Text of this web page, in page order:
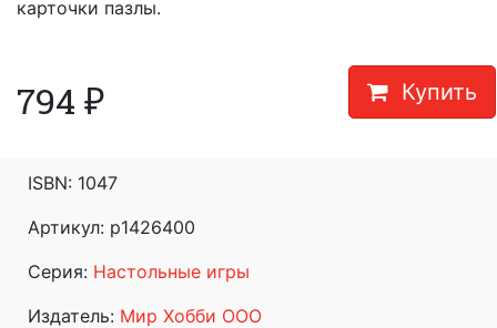
карточки пазлы.
794 ₽ Купить
ISBN: 1047
Артикул: p1426400
Серия: Настольные игры
Издатель: Мир Хобби ООО